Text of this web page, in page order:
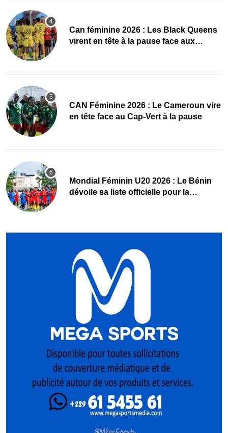
‎Can féminine 2026 : Les Black Queens
virent en tête à la pause face aux
CAN Féminine 2026 : Le Cameroun vire
en tête face au Cap-Vert à la pause
Mondial Féminin U20 2026 : Le Bénin
dévoile sa liste officielle pour la